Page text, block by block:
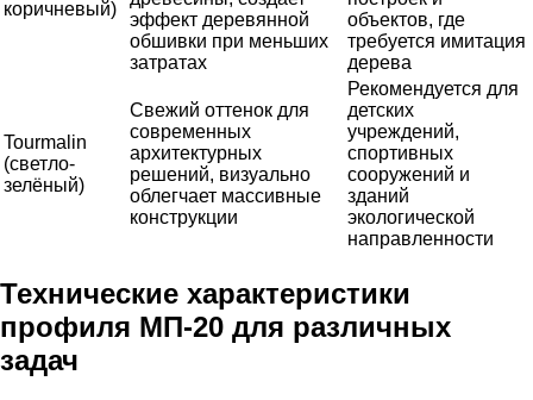
коричневый)
эффект деревянной
обшивки при меньших
затратах
объектов, где
требуется имитация
дерева
Tourmalin
(светло-
зелёный)
Свежий оттенок для
современных
архитектурных
решений, визуально
облегчает массивные
конструкции
Рекомендуется для
детских
учреждений,
спортивных
сооружений и
зданий
экологической
направленности
Технические характеристики
профиля МП-20 для различных
задач